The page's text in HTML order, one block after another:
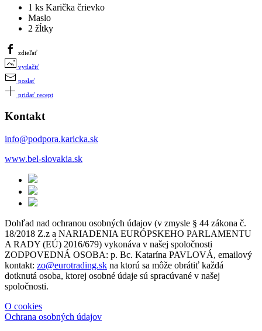
1 ks Karička črievko
Maslo
2 žĺtky
zdieľať
vytlačiť
poslať
pridať recept
Kontakt
info@podpora.karicka.sk
www.bel-slovakia.sk
Dohľad nad ochranou osobných údajov (v zmysle § 44 zákona č.
18/2018 Z.z a NARIADENIA EURÓPSKEHO PARLAMENTU
A RADY (EÚ) 2016/679) vykonáva v našej spoločnosti
ZODPOVEDNÁ OSOBA: p. Bc. Katarína PAVLOVÁ, emailový
kontakt: zo@eurotrading.sk na ktorú sa môže obrátiť každá
dotknutá osoba, ktorej osobné údaje sú spracúvané v našej
spoločnosti.
O cookies
Ochrana osobných údajov